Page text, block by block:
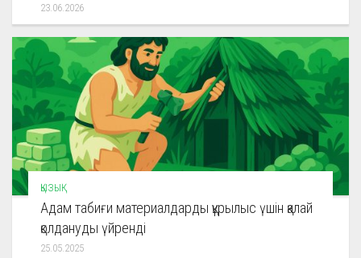
23.06.2026
ҚЫЗЫҚ
Адам табиғи материалдарды құрылыс үшін қалай
қолдануды үйренді
25.05.2025